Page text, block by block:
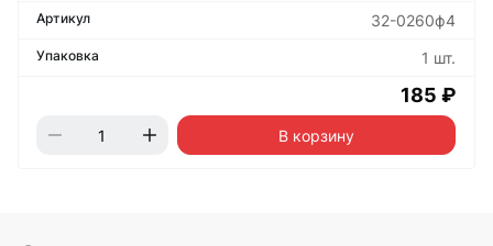
32-0260ф4
1 шт.
185 ₽
В корзину